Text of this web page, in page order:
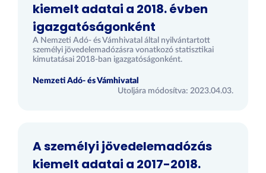
kiemelt adatai a 2018. évben
igazgatóságonként
A Nemzeti Adó- és Vámhivatal által nyilvántartott
személyi jövedelemadózásra vonatkozó statisztikai
kimutatásai 2018-ban igazgatóságonként.
Nemzeti Adó- és Vámhivatal
Utoljára módosítva: 2023.04.03.
A személyi jövedelemadózás
kiemelt adatai a 2017-2018.